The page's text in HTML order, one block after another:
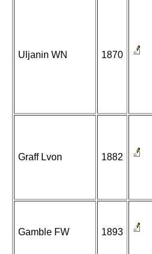
Uljanin WN 1870
Graff Lvon 1882
Gamble FW 1893